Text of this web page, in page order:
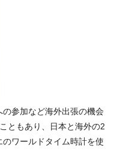
参加など海外出張の機会
ともあり、日本と海外の2
ワールドタイム時計を使